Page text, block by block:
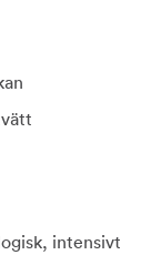
intensivt